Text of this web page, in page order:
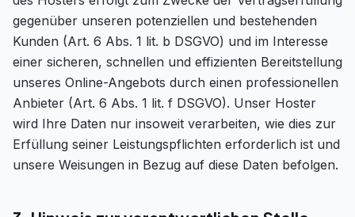
gegenüber unseren potenziellen und bestehenden
Kunden (Art. 6 Abs. 1 lit. b DSGVO) und im Interesse
einer sicheren, schnellen und effizienten Bereitstellung
unseres Online-Angebots durch einen professionellen
Anbieter (Art. 6 Abs. 1 lit. f DSGVO). Unser Hoster
wird Ihre Daten nur insoweit verarbeiten, wie dies zur
Erfüllung seiner Leistungspflichten erforderlich ist und
unsere Weisungen in Bezug auf diese Daten befolgen.